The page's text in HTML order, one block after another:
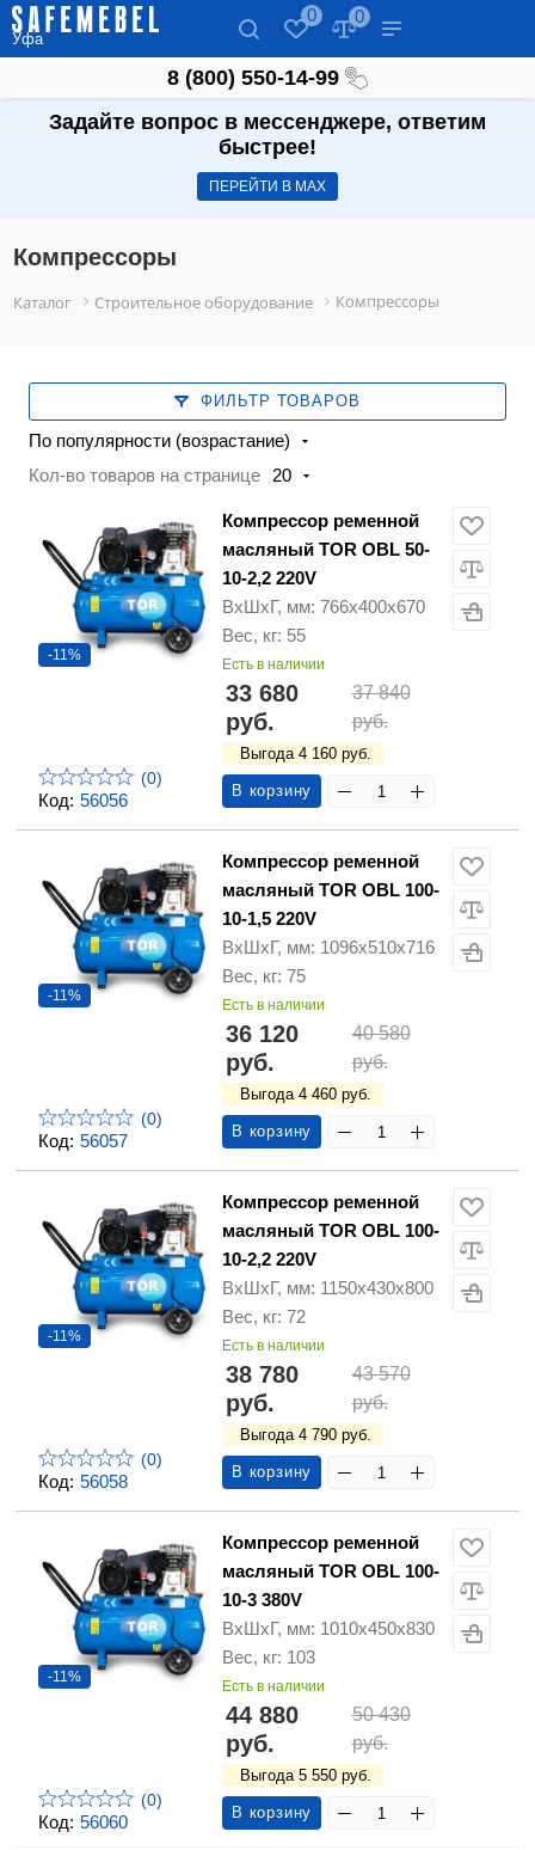
Уфа
0 0
8 (800) 550-14-99
Задайте вопрос в мессенджере, ответим
быстрее!
ПЕРЕЙТИ В МАХ
Компрессоры
Каталог Строительное оборудование Компрессоры
ФИЛЬТР ТОВАРОВ
По популярности (возрастание)
Кол-во товаров на странице
20
Код: 56056
-11%
(0)
Компрессор ременной
масляный TOR OBL 50-
10-2,2 220V
ВхШхГ, мм: 766х400х670
Вес, кг: 55
Есть в наличии
33 680
руб.
37 840
руб.
Выгода 4 160 руб.
В корзину
Код: 56057
-11%
(0)
Компрессор ременной
масляный TOR OBL 100-
10-1,5 220V
ВхШхГ, мм: 1096х510х716
Вес, кг: 75
Есть в наличии
36 120
руб.
40 580
руб.
Выгода 4 460 руб.
В корзину
Код: 56058
-11%
(0)
Компрессор ременной
масляный TOR OBL 100-
10-2,2 220V
ВхШхГ, мм: 1150х430х800
Вес, кг: 72
Есть в наличии
38 780
руб.
43 570
руб.
Выгода 4 790 руб.
В корзину
Код: 56060
-11%
(0)
Компрессор ременной
масляный TOR OBL 100-
10-3 380V
ВхШхГ, мм: 1010х450х830
Вес, кг: 103
Есть в наличии
44 880
руб.
50 430
руб.
Выгода 5 550 руб.
В корзину